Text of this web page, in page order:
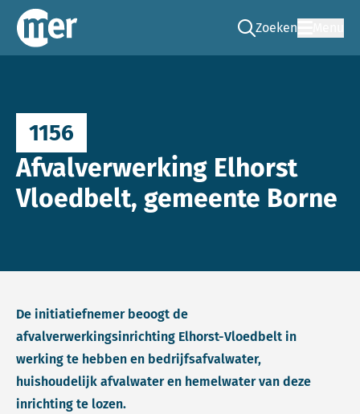
Commissie mer
Zoeken
Ga naar de zoek
1156
Afvalverwerking Elhorst
Vloedbelt, gemeente Borne
De initiatiefnemer beoogt de
afvalverwerkingsinrichting Elhorst-Vloedbelt in
werking te hebben en bedrijfsafvalwater,
huishoudelijk afvalwater en hemelwater van deze
inrichting te lozen.